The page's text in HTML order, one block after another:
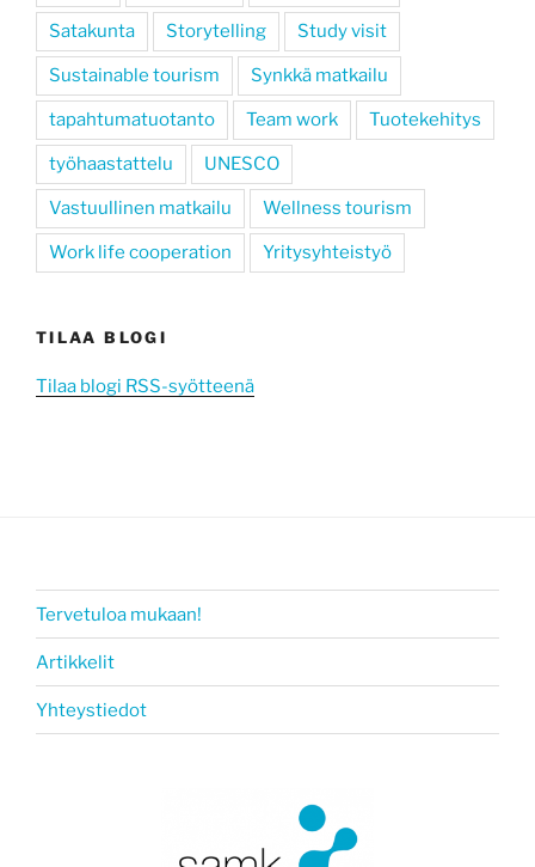
Satakunta Storytelling Study visit
Sustainable tourism Synkkä matkailu
tapahtumatuotanto Team work Tuotekehitys
työhaastattelu UNESCO
Vastuullinen matkailu Wellness tourism
Work life cooperation Yritysyhteistyö
TILAA BLOGI
Tilaa blogi RSS-syötteenä
Tervetuloa mukaan!
Artikkelit
Yhteystiedot